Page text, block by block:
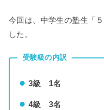
今回は、中学生の塾生「
した。
受験級の内訳
3級 1名
4級 3名